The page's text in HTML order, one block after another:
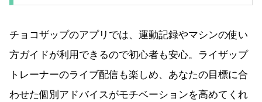
チョコザップのアプリでは、運動記録やマシンの使い
方ガイドが利用できるので初心者も安心。ライザップ
トレーナーのライブ配信も楽しめ、あなたの目標に合
わせた個別アドバイスがモチベーションを高めてくれ